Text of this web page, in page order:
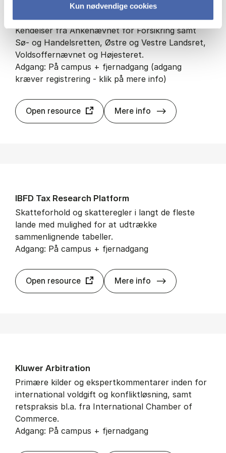
Kun nødvendige cookies
For­sik­rings- og Er­stat­nings­ret­lig Doms­sam­ling
Kendelser fra Ankenævnet for Forsikring samt
Sø- og Handelsretten, Østre og Vestre Landsret,
Voldsoffernævnet og Højesteret.
Adgang: På campus + fjernadgang (adgang
kræver registrering - klik på mere info)
Open resource Mere info For­sik­rings- og
IBFD Tax Re­search Plat­form
Skatteforhold og skatteregler i langt de fleste
lande med mulighed for at udtrække
sammenlignende tabeller.
Adgang: På campus + fjernadgang
Open resource Mere info IBFD Tax
Kluwer Ar­bi­tra­tion
Primære kilder og ekspertkommentarer inden for
international voldgift og konfliktløsning, samt
retspraksis bl.a. fra International Chamber of
Commerce.
Adgang: På campus + fjernadgang